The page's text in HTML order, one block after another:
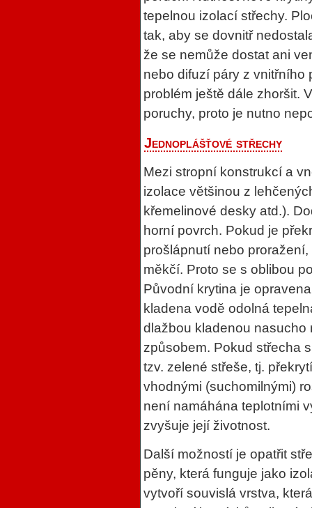
tepelnou izolací střechy.
tak, aby se dovnitř
že se nemůže dostat ani
nebo difuzí páry z vnitřního
problém ještě dále zhoršit.
poruchy, proto je nutno
Jednoplášťové střechy
Mezi stropní konstrukcí a
izolace většinou z
křemelinové desky atd.).
horní povrch. Pokud je
prošlápnutí nebo
měkčí. Proto se s oblibou
Původní krytina je
kladena vodě odolná
dlažbou kladenou nasucho
způsobem. Pokud střecha
tzv. zelené střeše, tj.
vhodnými (suchomilnými)
není namáhána teplotními
zvyšuje její životnost.
Další možností je opatřit
pěny, která funguje jako
vytvoří souvislá vrstva,